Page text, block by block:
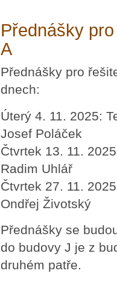
Přednášky
A
Přednášky pro
dnech:
Úterý 4. 11. 2025:
Josef Poláček
Čtvrtek 13. 11.
Radim Uhlář
Čtvrtek 27. 11.
Ondřej Životský
Přednášky se
do budovy J je z
druhém patře.